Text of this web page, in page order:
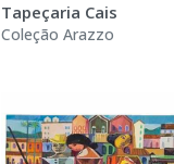
Tapeçaria Cais
Coleção Arazzo